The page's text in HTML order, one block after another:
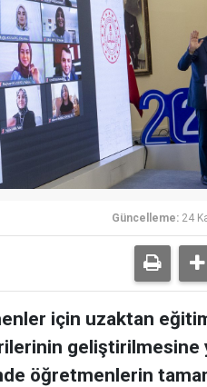
Güncelleme: 24
için uzaktan
geliştirilmesine
öğretmenlerin